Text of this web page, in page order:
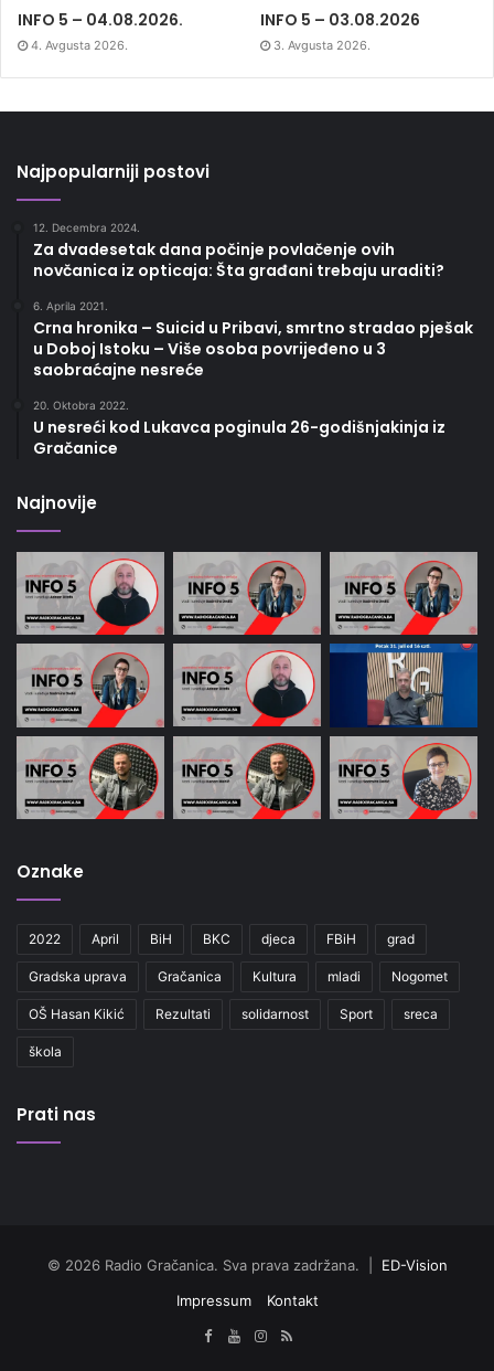
INFO 5 – 04.08.2026.
4. Avgusta 2026.
INFO 5 – 03.08.2026
3. Avgusta 2026.
Najpopularniji postovi
12. Decembra 2024.
Za dvadesetak dana počinje povlačenje ovih
novčanica iz opticaja: Šta građani trebaju uraditi?
6. Aprila 2021.
Crna hronika – Suicid u Pribavi, smrtno stradao pješak
u Doboj Istoku – Više osoba povrijeđeno u 3
saobraćajne nesreće
20. Oktobra 2022.
U nesreći kod Lukavca poginula 26-godišnjakinja iz
Gračanice
Najnovije
Oznake
2022 April BiH BKC djeca FBiH grad
Gradska uprava Gračanica Kultura mladi Nogomet
OŠ Hasan Kikić Rezultati solidarnost Sport sreca
škola
Prati nas
© 2026 Radio Gračanica. Sva prava zadržana. | ED-Vision
Impressum
Kontakt